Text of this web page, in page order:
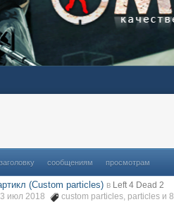
заголовку сообщениям просмотрам
(Custom particles) в Left 4 Dead 2
июл 2018
custom particles, particles и 8